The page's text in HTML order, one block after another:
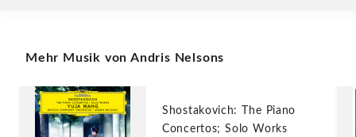
Mehr Musik von Andris Nelsons
Shostakovich: The Piano
Concertos; Solo Works